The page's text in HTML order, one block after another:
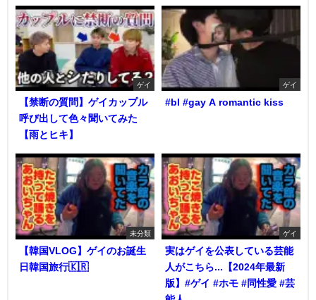
ゲイ
【禁断の質問】ゲイカップル
呼び出して色々聞いてみた
【雨とヒキ】
ゲイ
#bl #gay A romantic kiss
未分類
【韓国VLOG】ゲイのお誕生
日韓国旅行🇰🇷
ゲイ
実はゲイを公表している芸能
人がこちら...【2024年最新
版】#ゲイ #ホモ #同性愛 #芸